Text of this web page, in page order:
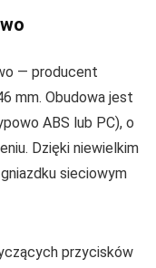
— producent
mm. Obudowa jest
ABS lub PC), o
Dzięki niewielkim
sieciowym
przycisków